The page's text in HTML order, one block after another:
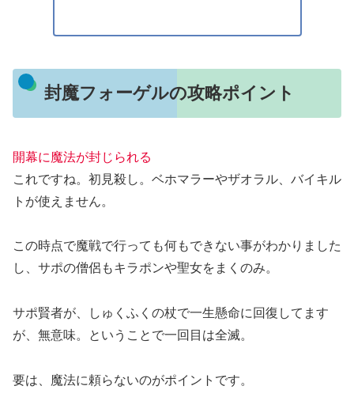
封魔フォーゲルの攻略ポイント
開幕に魔法が封じられる
これですね。初見殺し。ベホマラーやザオラル、バイキル
トが使えません。
この時点で魔戦で行っても何もできない事がわかりました
し、サポの僧侶もキラポンや聖女をまくのみ。
サポ賢者が、しゅくふくの杖で一生懸命に回復してます
が、無意味。ということで一回目は全滅。
要は、 魔法に頼らないのがポイント です。